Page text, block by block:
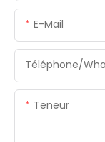
E-Mail
Téléphone/
Teneur